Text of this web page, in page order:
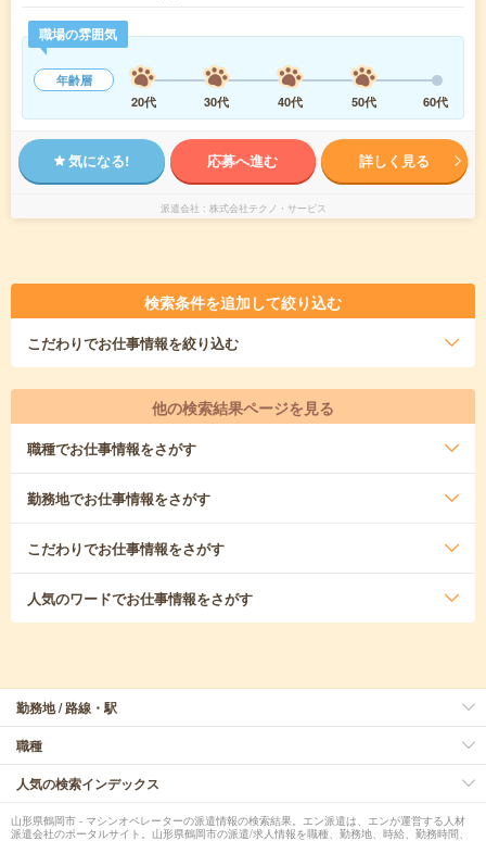
職場の雰囲気
年齢層
20代
30代 40代 50代 60代
気になる! 応募へ進む 詳しく見る
派遣会社 株式会社テクノ・サービス
検索条件を追加して絞り込む
こだわりでお仕事情報を絞り込む
他の検索結果ページを見る
職種でお仕事情報をさがす
勤務地でお仕事情報をさがす
こだわりでお仕事情報をさがす
人気のワードでお仕事情報をさがす
勤務地 / 路線・駅
職種
人気の検索インデックス
山形県鶴岡市 - マシンオペレーターの派遣情報の検索結果。エン派遣は、エンが運営する人材
派遣会社のポータルサイト。山形県鶴岡市の派遣/求人情報を職種、勤務地、時給、勤務時間、